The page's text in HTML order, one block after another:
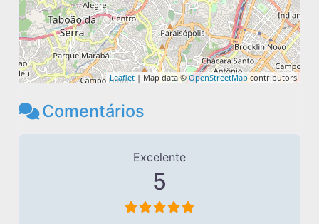
Leaflet | Map data ©OpenStreetMapcontributors
Comentários
2 avaliações
Excelente
5